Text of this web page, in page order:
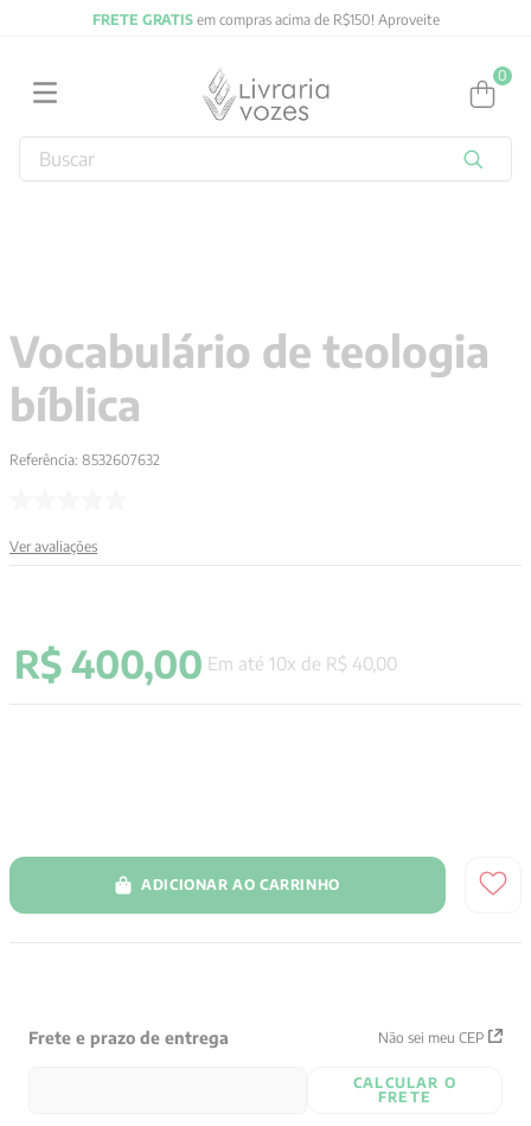
FRETE GRATISem compras acima de R$150! Aproveite
0
Buscar
Vocabulário de teologia
bíblica
Referência: 8532607632
Ver avaliações
R$ 400,00 Em até 10x de R$ 40,00
ADICIONAR AO CARRINHO
Frete e prazo de entrega Não sei meu CEP
CALCULAR O
FRETE
4º jung
5 º byung chul han